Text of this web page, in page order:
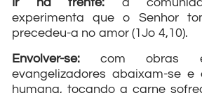
Ir na frente: a
experimenta que o Senhor
precedeu-a no amor (1Jo 4,10).
Envolver-se:com obras
evangelizadores abaixam-se
humana, tocando a carne